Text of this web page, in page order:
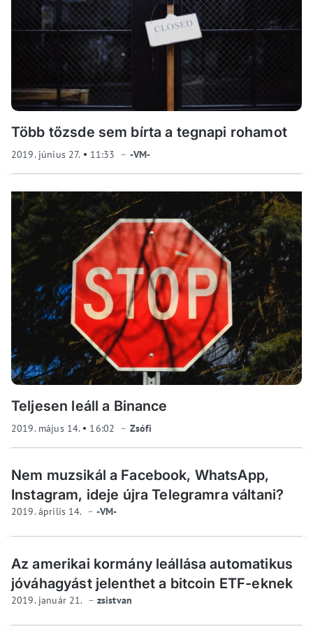
Több tőzsde sem bírta a tegnapi rohamot
2019. június 27. 11:33 -VM-
Teljesen leáll a Binance
2019. május 14. 16:02 Zsófi
Nem muzsikál a Facebook, WhatsApp,
Instagram, ideje újra Telegramra váltani?
2019. április 14. -VM-
Az amerikai kormány leállása automatikus
jóváhagyást jelenthet a bitcoin ETF-eknek
2019. január 21. zsistvan